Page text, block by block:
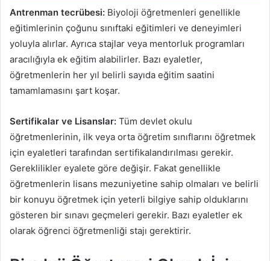
Antrenman tecrübesi: Biyoloji öğretmenleri genellikle
eğitimlerinin çoğunu sınıftaki eğitimleri ve deneyimleri
yoluyla alırlar. Ayrıca stajlar veya mentorluk programları
aracılığıyla ek eğitim alabilirler. Bazı eyaletler,
öğretmenlerin her yıl belirli sayıda eğitim saatini
tamamlamasını şart koşar.
Sertifikalar ve Lisanslar: Tüm devlet okulu
öğretmenlerinin, ilk veya orta öğretim sınıflarını öğretmek
için eyaletleri tarafından sertifikalandırılması gerekir.
Gereklilikler eyalete göre değişir. Fakat genellikle
öğretmenlerin lisans mezuniyetine sahip olmaları ve belirli
bir konuyu öğretmek için yeterli bilgiye sahip olduklarını
gösteren bir sınavı geçmeleri gerekir. Bazı eyaletler ek
olarak öğrenci öğretmenliği stajı gerektirir.